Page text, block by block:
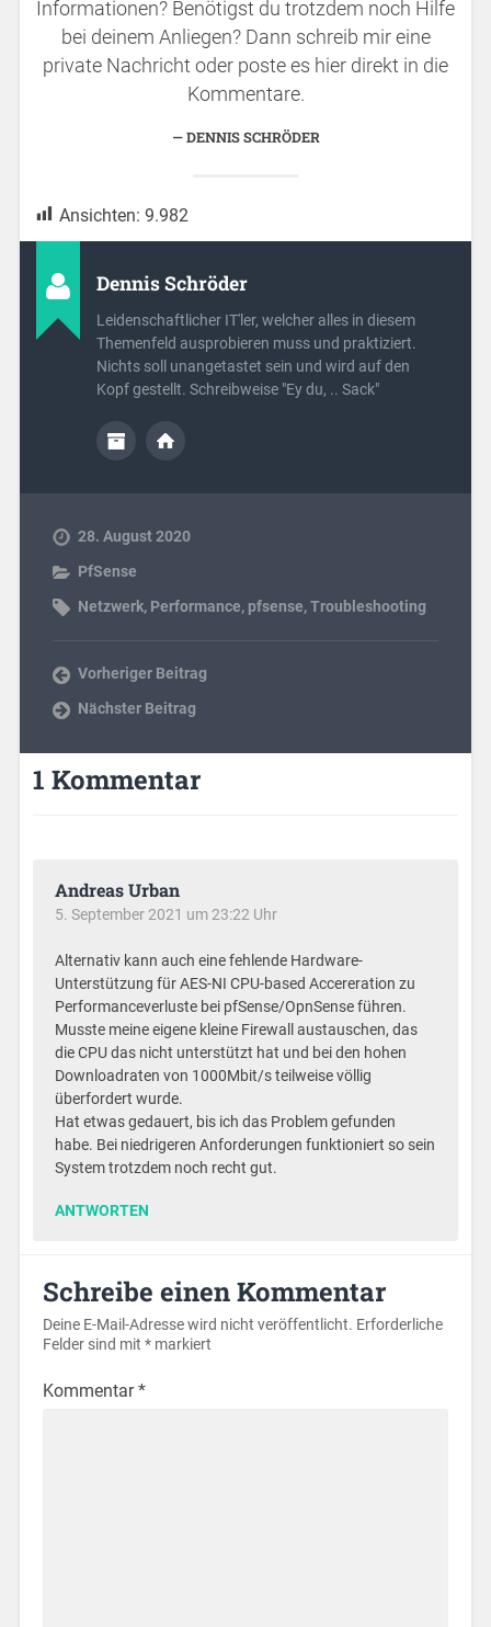
Informationen? Benötigst du trotzdem noch Hilfe
bei deinem Anliegen? Dann schreib mir eine
private Nachricht oder poste es hier direkt in die
Kommentare.
DENNIS SCHRÖDER
Ansichten:9.982
Dennis Schröder
Leidenschaftlicher IT'ler, welcher alles in diesem
Themenfeld ausprobieren muss und praktiziert.
Nichts soll unangetastet sein und wird auf den
Kopf gestellt. Schreibweise "Ey du, .. Sack"
28. August 2020
PfSense
Netzwerk, Performance, pfsense,Troubleshooting
Vorheriger Beitrag
Nächster Beitrag
1 Kommentar
Andreas Urban
5. September 2021 um 23:22 Uhr
Alternativ kann auch eine fehlende Hardware-
Unterstützung für AES-NI CPU-based Accereration zu
Performanceverluste bei pfSense/OpnSense führen.
Musste meine eigene kleine Firewall austauschen, das
die CPU das nicht unterstützt hat und bei den hohen
Downloadraten von 1000Mbit/s teilweise völlig
überfordert wurde.
Hat etwas gedauert, bis ich das Problem gefunden
habe. Bei niedrigeren Anforderungen funktioniert so sein
System trotzdem noch recht gut.
ANTWORTEN
Schreibe einen Kommentar
Deine E-Mail-Adresse wird nicht veröffentlicht. Erforderliche
Felder sind mit *markiert
Kommentar*